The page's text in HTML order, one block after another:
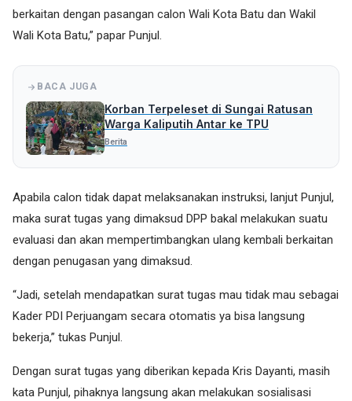
berkaitan dengan pasangan calon Wali Kota Batu dan Wakil
Wali Kota Batu,” papar Punjul.
BACA JUGA
Korban Terpeleset di Sungai Ratusan
Warga Kaliputih Antar ke TPU
Berita
Apabila calon tidak dapat melaksanakan instruksi, lanjut Punjul,
maka surat tugas yang dimaksud DPP bakal melakukan suatu
evaluasi dan akan mempertimbangkan ulang kembali berkaitan
dengan penugasan yang dimaksud.
“Jadi, setelah mendapatkan surat tugas mau tidak mau sebagai
Kader PDI Perjuangam secara otomatis ya bisa langsung
bekerja,” tukas Punjul.
Dengan surat tugas yang diberikan kepada Kris Dayanti, masih
kata Punjul, pihaknya langsung akan melakukan sosialisasi